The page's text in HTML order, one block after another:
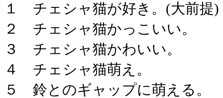
１ チェシャ猫が好き。(大前提)
２ チェシャ猫かっこいい。
３ チェシャ猫かわいい。
４ チェシャ猫萌え。
５ 鈴とのギャップに萌える。